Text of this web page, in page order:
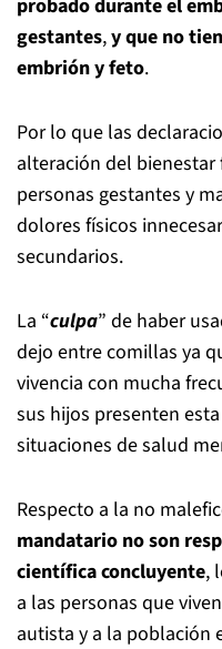
probado durante el
gestantes,y que no
embrión y feto.
Por lo que las
alteración del
personas gestantes y
dolores físicos
secundarios.
La “culpa” de haber
dejo entre comillas ya
vivencia con mucha
sus hijos presenten
situaciones de salud
Respecto a la no
mandatario no son
científica concluyente,
a las personas que
autista y a la población